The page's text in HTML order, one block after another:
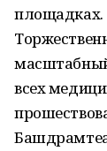
площадках.
всех